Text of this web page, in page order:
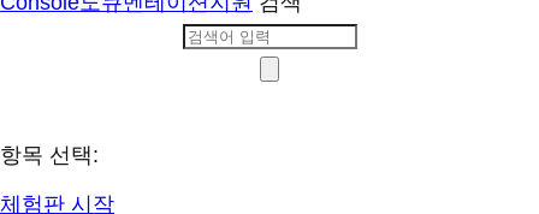
항목 선택:
체험판 시작